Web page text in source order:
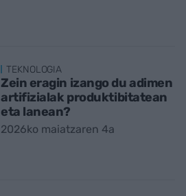
TEKNOLOGIA
Zein eragin izango du adimen
artifizialak produktibitatean
eta lanean?
2026ko maiatzaren 4a